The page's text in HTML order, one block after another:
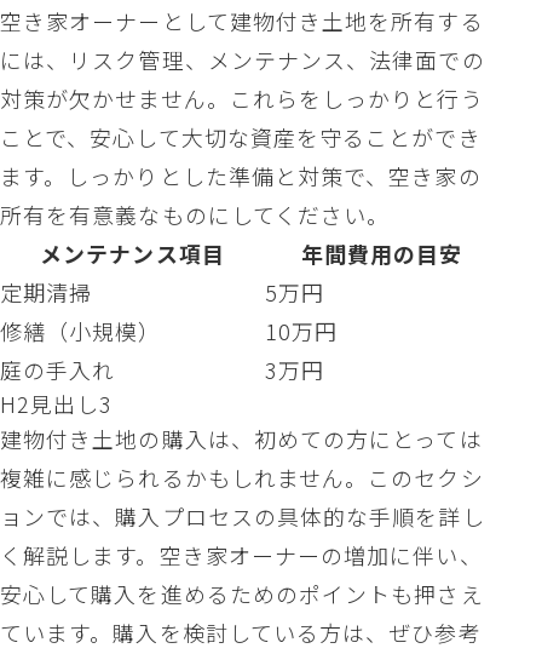
空き家オーナーとして建物付き土地を所有する
には、リスク管理、メンテナンス、法律面での
対策が欠かせません。これらをしっかりと行う
ことで、安心して大切な資産を守ることができ
ます。しっかりとした準備と対策で、空き家の
所有を有意義なものにしてください。
メンテナンス項目
年間費用の目安
定期清掃
5万円
修繕（小規模）
10万円
庭の手入れ
3万円
H2見出し3
建物付き土地の購入は、初めての方にとっては
複雑に感じられるかもしれません。このセクシ
ョンでは、購入プロセスの具体的な手順を詳し
く解説します。空き家オーナーの増加に伴い、
安心して購入を進めるためのポイントも押さえ
ています。購入を検討している方は、ぜひ参考